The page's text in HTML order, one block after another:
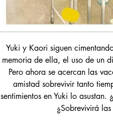
Yuki y Kaori siguen
memoria de ella, el uso de un
Pero ahora se acercan las
amistad sobrevivir tanto
sentimientos en Yuki lo asustan.
¿Sobrevivirá